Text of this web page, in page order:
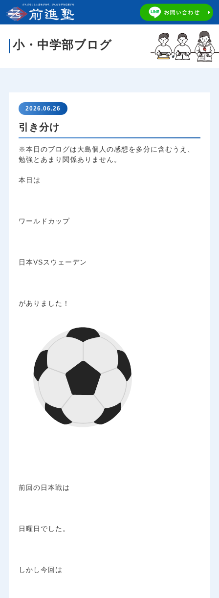
小・中学部ブログ
2026.06.26
引き分け
※本日のブログは大島個人の感想を多分に含むうえ、
勉強とあまり関係ありません。
本日は
ワールドカップ
日本VSスウェーデン
がありました！
前回の日本戦は
日曜日でした。
しかし今回は